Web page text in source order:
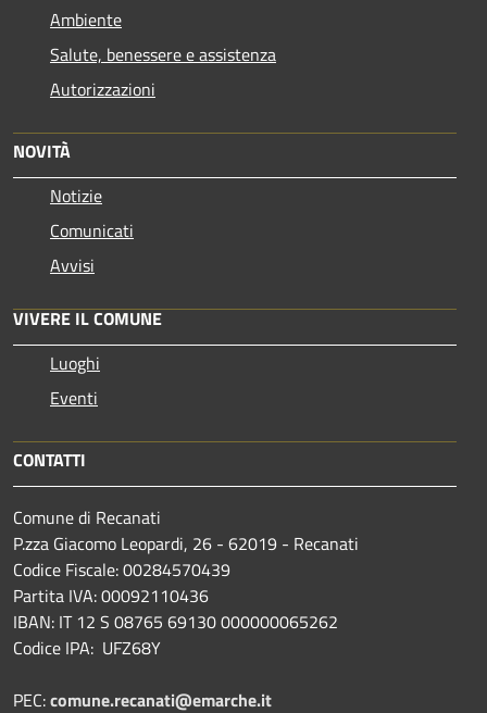
Ambiente
Salute, benessere e assistenza
Autorizzazioni
NOVITÀ
Notizie
Comunicati
Avvisi
VIVERE IL COMUNE
Luoghi
Eventi
CONTATTI
Comune di Recanati
P.zza Giacomo Leopardi, 26 - 62019 - Recanati
Codice Fiscale: 00284570439
Partita IVA: 00092110436
IBAN: IT 12 S 08765 69130 000000065262
Codice IPA: UFZ68Y
PEC:comune.recanati@emarche.it